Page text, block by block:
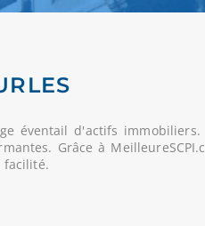
éventail d'actifs immobiliers.
Grâce à
facilité.